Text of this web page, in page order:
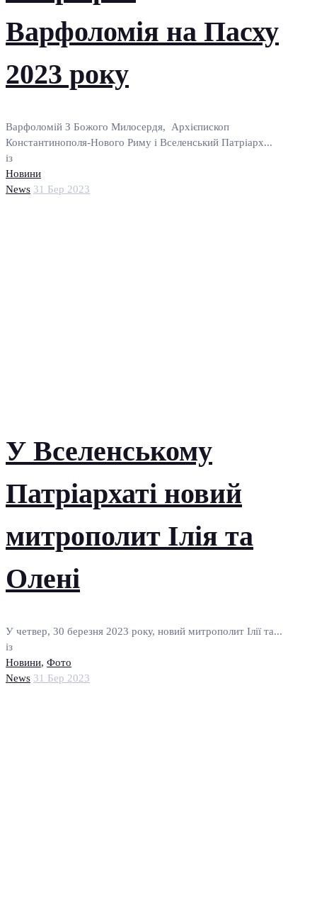
Варфоломія на Пасху
2023 року
Варфоломій З Божого Милосердя, Архієпископ
Константинополя-Нового Риму і Вселенський Патріарх...
із
Новини
News 31 Бер 2023
У Вселенському
Патріархаті новий
митрополит Ілія та
Олені
У четвер, 30 березня 2023 року, новий митрополит Ілії та...
із
Новини, Фото
News 31 Бер 2023